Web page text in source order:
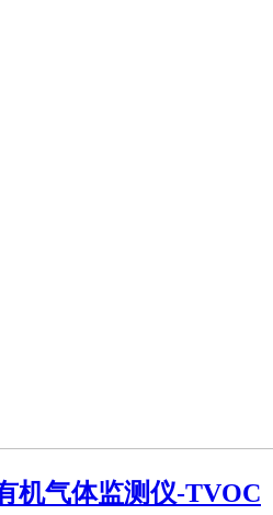
机气体监测仪-TVOC